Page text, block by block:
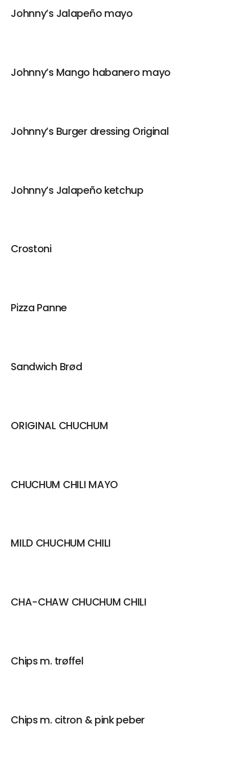
Johnny’s Jalapeño mayo
Johnny’s Mango habanero mayo
Johnny’s Burger dressing Original
Johnny’s Jalapeño ketchup
Crostoni
Pizza Panne
Sandwich Brød
ORIGINAL CHUCHUM
CHUCHUM CHILI MAYO
MILD CHUCHUM CHILI
CHA-CHAW CHUCHUM CHILI
Chips m. trøffel
Chips m. citron & pink peber